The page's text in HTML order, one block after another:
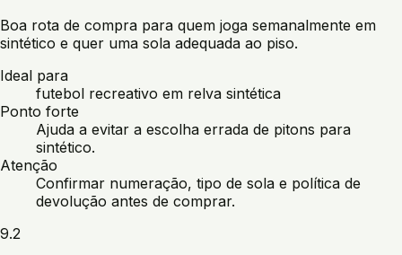
Boa rota de compra para quem joga semanalmente em
sintético e quer uma sola adequada ao piso.
Ideal para
futebol recreativo em relva sintética
Ponto forte
Ajuda a evitar a escolha errada de pitons para
sintético.
Atenção
Confirmar numeração, tipo de sola e política de
devolução antes de comprar.
9.2